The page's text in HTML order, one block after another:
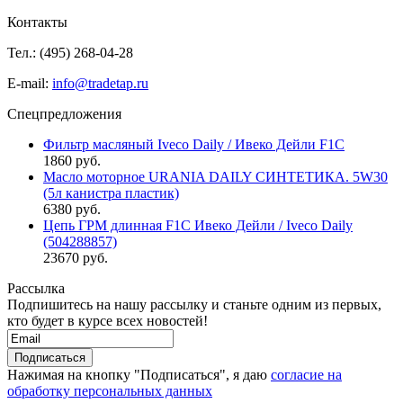
Контакты
Тел.: (495) 268-04-28
E-mail: info@tradetap.ru
Спецпредложения
Фильтр масляный Iveco Daily / Ивеко Дейли F1C
1860 руб.
Масло моторное URANIA DAILY СИНТЕТИКА. 5W30
(5л канистра пластик)
6380 руб.
Цепь ГРМ длинная F1C Ивеко Дейли / Iveco Daily
(504288857)
23670 руб.
Рассылка
Подпишитесь на нашу рассылку и станьте одним из первых,
кто будет в курсе всех новостей!
Нажимая на кнопку "Подписаться", я даю согласие на
обработку персональных данных